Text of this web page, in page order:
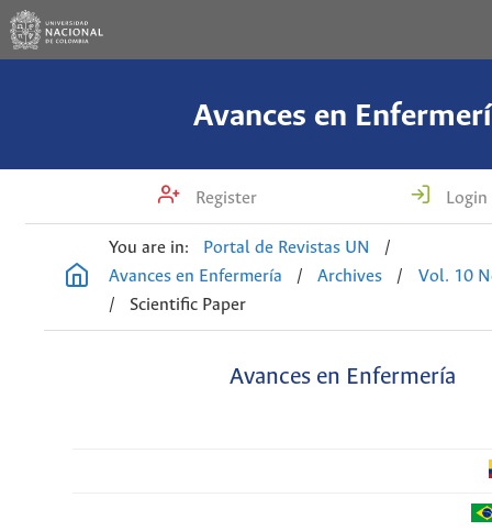
Avances en
Register Login
You are in: Portal de Revistas UN
/
Avances en Enfermería
/ Archives /
Vol. 10
/
Scientific Paper
Avances en Enfermería